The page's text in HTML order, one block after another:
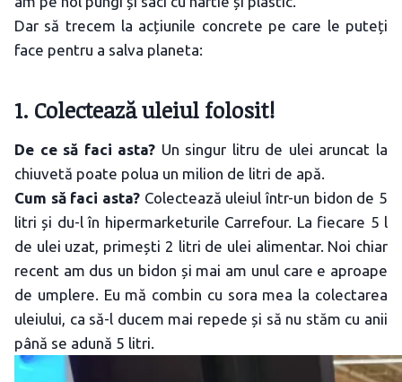
Dar să trecem la acțiunile concrete pe care le puteți
face pentru a salva planeta:
1. Colectează uleiul folosit!
De ce să faci asta? Un singur litru de ulei aruncat la
chiuvetă poate polua un milion de litri de apă.
Cum să faci asta? Colectează uleiul într-un bidon de 5
litri și du-l în hipermarketurile Carrefour. La fiecare 5 l
de ulei uzat, primești 2 litri de ulei alimentar. Noi chiar
recent am dus un bidon și mai am unul care e aproape
de umplere. Eu mă combin cu sora mea la colectarea
uleiului, ca să-l ducem mai repede și să nu stăm cu anii
până se adună 5 litri.